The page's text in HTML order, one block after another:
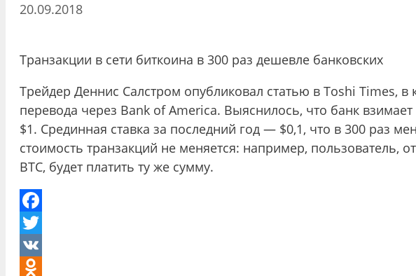
20.09.2018
Транзакции в сети биткоина в 300 раз дешевле банковских
Трейдер Деннис Салстром опубликовал статью в Toshi Times,
перевода через Bank of America. Выяснилось, что банк
$1. Срединная ставка за последний год — $0,1, что в 300 раз
стоимость транзакций не меняется: например,
BTC, будет платить ту же сумму.
Facebook
Twitter
VK